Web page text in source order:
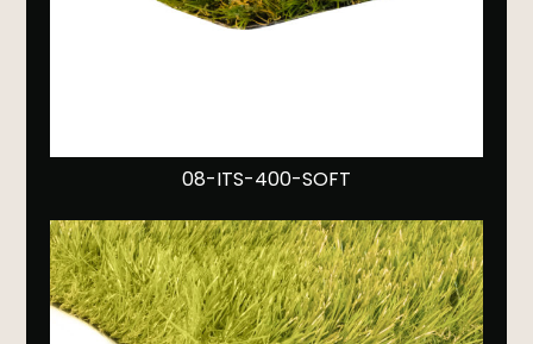
08-ITS-400-SOFT